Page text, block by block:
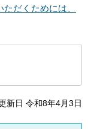
だくためには、
新日 令和8年4月3日